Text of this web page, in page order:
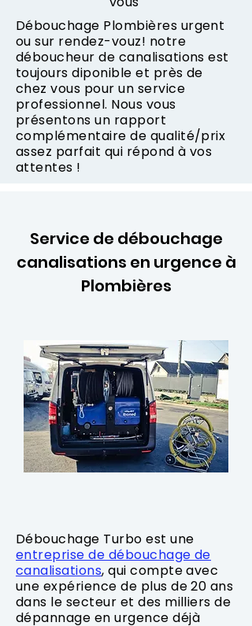
Débouchage Plombières urgent
ou sur rendez-vouz! notre
déboucheur de canalisations est
toujours diponible et près de
chez vous pour un service
professionnel. Nous vous
présentons un rapport
complémentaire de qualité/prix
assez parfait qui répond à vos
attentes !
Service de débouchage
canalisations en urgence à
Plombières
Débouchage Turbo est une
entreprise de débouchage de
canalisations, qui compte avec
une expérience de plus de 20 ans
dans le secteur et des milliers de
dépannage en urgence déjà